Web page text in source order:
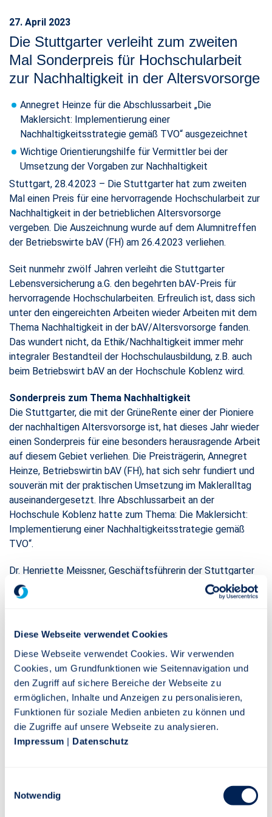
Diese Webseite verwendet Cookies
Diese Webseite verwendet Cookies. Wir verwenden
Cookies, um Grundfunktionen wie Seitennavigation und
den Zugriff auf sichere Bereiche der Webseite zu
ermöglichen, Inhalte und Anzeigen zu personalisieren,
Funktionen für soziale Medien anbieten zu können und
die Zugriffe auf unsere Webseite zu analysieren.
Impressum | Datenschutz
Notwendig
27. April 2023
Die Stuttgarter verleiht zum zweiten
Mal Sonderpreis für Hochschularbeit
zur Nachhaltigkeit in der Altersvorsorge
Annegret Heinze für die Abschlussarbeit „Die
Maklersicht: Implementierung einer
Nachhaltigkeitsstrategie gemäß TVO“ ausgezeichnet
Wichtige Orientierungshilfe für Vermittler bei der
Umsetzung der Vorgaben zur Nachhaltigkeit
Stuttgart, 28.4.2023 – Die Stuttgarter hat zum zweiten
Mal einen Preis für eine hervorragende Hochschularbeit zur
Nachhaltigkeit in der betrieblichen Altersvorsorge
vergeben. Die Auszeichnung wurde auf dem Alumnitreffen
der Betriebswirte bAV (FH) am 26.4.2023 verliehen.
Seit nunmehr zwölf Jahren verleiht die Stuttgarter
Lebensversicherung a.G. den begehrten bAV-Preis für
hervorragende Hochschularbeiten. Erfreulich ist, dass sich
unter den eingereichten Arbeiten wieder Arbeiten mit dem
Thema Nachhaltigkeit in der bAV/Altersvorsorge fanden.
Das wundert nicht, da Ethik/Nachhaltigkeit immer mehr
integraler Bestandteil der Hochschulausbildung, z.B. auch
beim Betriebswirt bAV an der Hochschule Koblenz wird.
Sonderpreis zum Thema Nachhaltigkeit
Die Stuttgarter, die mit der GrüneRente einer der Pioniere
der nachhaltigen Altersvorsorge ist, hat dieses Jahr wieder
einen Sonderpreis für eine besonders herausragende Arbeit
auf diesem Gebiet verliehen. Die Preisträgerin, Annegret
Heinze, Betriebswirtin bAV (FH), hat sich sehr fundiert und
souverän mit der praktischen Umsetzung im Makleralltag
auseinandergesetzt. Ihre Abschlussarbeit an der
Hochschule Koblenz hatte zum Thema: Die Maklersicht:
Implementierung einer Nachhaltigkeitsstrategie gemäß
TVO“.
Dr. Henriette Meissner, Geschäftsführerin der Stuttgarter
Vorsorge-Management GmbH, begründete die
Auszeichnung mit dem Sonderpreis der Stuttgarter zur
damit, dass diese Arbeit zeigt, wie anspruchsvoll die
deutschen Vorgaben zur Nachhaltigkeit in der Praxis eines
Maklervertriebs ist. „Annegret Heinze hat die schwierige
Sachlage souverän aufbereitet und fundierte
Handlungsempfehlungen für Maklerbetriebe gegeben.“
Nils Keller, Vertreter des CAMPUS INSTITUT, das die
Ausbildung zum bAV-Betriebswirt mittlerweile fast 20
Versicherungswirtschaft (VVW) stellte zusätzlich ein
digitales Jahresabonnement auf sein „bAV- und Vorsorge-